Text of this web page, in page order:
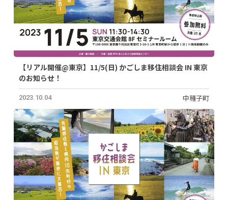
【リアル開催@東京】11/5(日) かごしま移住相談会 IN 東京
のお知らせ！
2023.10.04 中種子町